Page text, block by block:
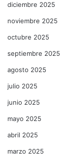
diciembre 2025
noviembre 2025
octubre 2025
septiembre 2025
agosto 2025
julio 2025
junio 2025
mayo 2025
abril 2025
marzo 2025